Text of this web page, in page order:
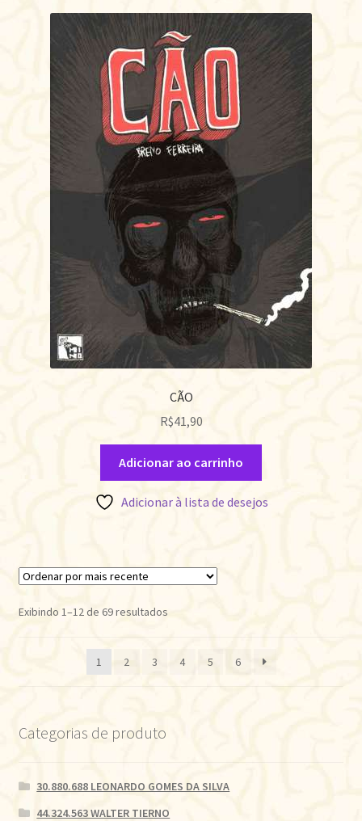
CÃO
R$41,90
Adicionar ao carrinho
Adicionar à lista de desejos
Exibindo 1–12 de 69 resultadosClassificado
recente
1 2 3 4 5 6
Categorias de produto
30.880.688 LEONARDO GOMES DA SILVA
44.324.563 WALTER TIERNO